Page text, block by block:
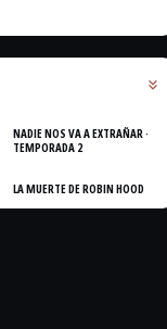
NADIE NOS VA A EXTRAÑAR ·
TEMPORADA 2
LA MUERTE DE ROBIN HOOD